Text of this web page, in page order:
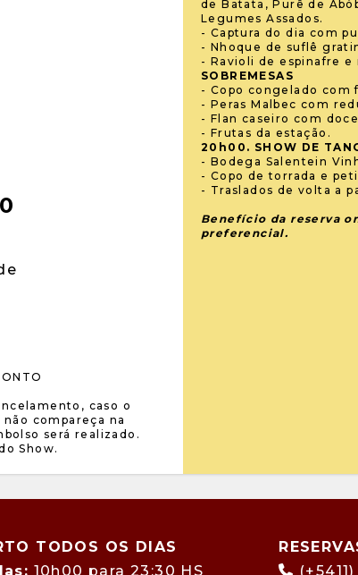
caso o
compareça na
será realizado.
Show.
de Batata, Purê de
Legumes Assados.
- Captura do dia com
- Nhoque de suflê
- Ravioli de espinafre e
SOBREMESAS
- Copo congelado
- Peras Malbec com
- Flan caseiro com
- Frutas da estação.
20h00. SHOW DE
- Bodega Salentein
- Copo de torrada e
- Traslados de volta a
Benefício da reserva
preferencial.
TODOS OS DIAS
10h00 para 23:30 HS